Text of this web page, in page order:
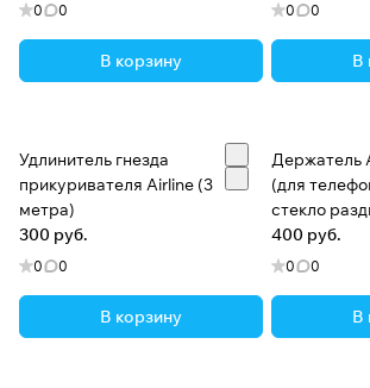
0 0
В корзину
0 0
В
Удлинитель гнезда
прикуривателя Airline (3
метра)
300 руб.
0 0
В корзину
Держатель
(для
стекло
400 руб.
0 0
В